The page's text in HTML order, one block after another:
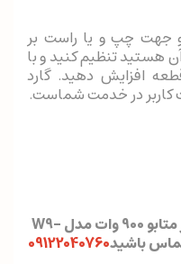
جهت چپ و یا راست بر
هستید تنظیم کنید و با
افزایش دهید. گارد
کاربر در خدمت شماست.
((جهت مشاوره و خرید مینی فرز متابو 900 وات مدل W9-
09122040760